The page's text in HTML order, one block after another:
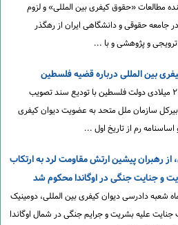
مطالعات «حقوق کیفری بین‏ المللی» و لزوم
جامعه حقوقی و دانشگاهی ایران از رهگذر
و پژوهشی و با ...
بین المللی درباره قضیه فلسطین
•در دوم ژانویه ۲۰۱۵ میلادی دولت فلسطین با تودیع سند تصویب
سازمان ملل متحد به عضویت دیوان کیفری
اساسنامه رم از تاریخ اول ...
از رهبران پیشین ارتش مقاومت لرد به ارتکاب
و جنایت جنگی در اوگاندا محکوم شد
۱۶ بهمن ماه شعبه دادرسی دیوان کیفری بین المللی، دومینیک
جنایت علیه بشریت و جرایم جنگی در شمال اوگاندا